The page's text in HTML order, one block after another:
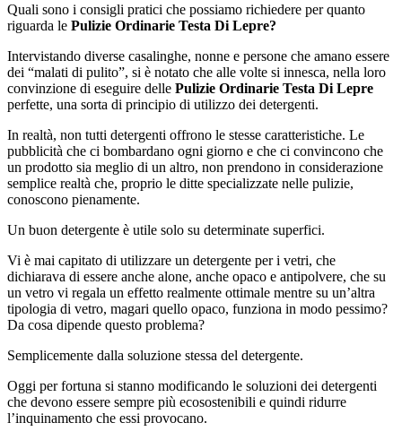
Quali sono i consigli pratici che possiamo richiedere per quanto
riguarda le Pulizie Ordinarie Testa Di Lepre?
Intervistando diverse casalinghe, nonne e persone che amano essere
dei “malati di pulito”, si è notato che alle volte si innesca, nella loro
convinzione di eseguire delle Pulizie Ordinarie Testa Di Lepre
perfette, una sorta di principio di utilizzo dei detergenti.
In realtà, non tutti detergenti offrono le stesse caratteristiche. Le
pubblicità che ci bombardano ogni giorno e che ci convincono che
un prodotto sia meglio di un altro, non prendono in considerazione
semplice realtà che, proprio le ditte specializzate nelle pulizie,
conoscono pienamente.
Un buon detergente è utile solo su determinate superfici.
Vi è mai capitato di utilizzare un detergente per i vetri, che
dichiarava di essere anche alone, anche opaco e antipolvere, che su
un vetro vi regala un effetto realmente ottimale mentre su un’altra
tipologia di vetro, magari quello opaco, funziona in modo pessimo?
Da cosa dipende questo problema?
Semplicemente dalla soluzione stessa del detergente.
Oggi per fortuna si stanno modificando le soluzioni dei detergenti
che devono essere sempre più ecosostenibili e quindi ridurre
l’inquinamento che essi provocano.